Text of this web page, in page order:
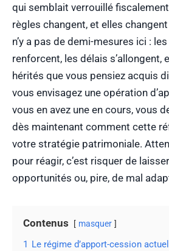
qui semblait verrouillé fiscalement
règles changent, et elles
n’y a pas de demi-mesures ici :
renforcent, les délais s’allongent,
hérités que vous pensiez acquis
vous envisagez une opération
vous en avez une en cours, vous
dès maintenant comment cette
votre stratégie patrimoniale.
pour réagir, c’est risquer de
opportunités ou, pire, de mal
Contenus masquer
1 Le régime d’apport-cession